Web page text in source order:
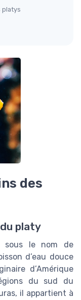
platys
des
platy
sous le nom de
d’eau douce
d’Amérique
du sud du
il appartient à